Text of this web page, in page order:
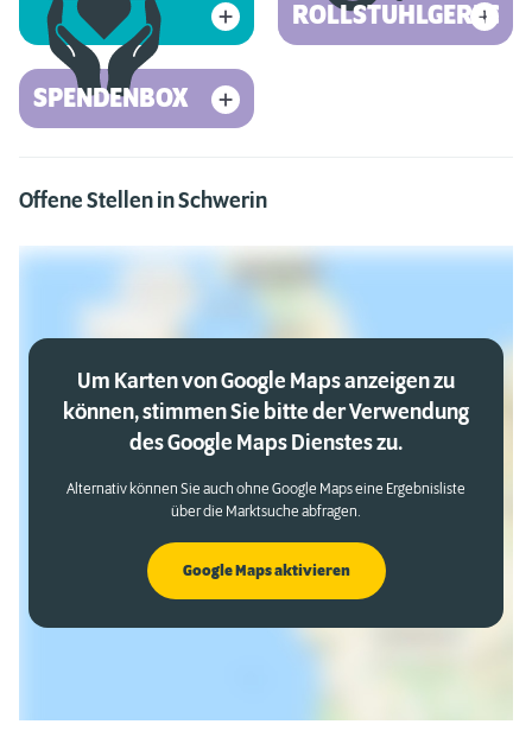
ROLLSTUHLGERECHT
SPENDENBOX
Offene Stellen in Schwerin
Um Karten von Google Maps anzeigen zu
können, stimmen Sie bitte der Verwendung
des Google Maps Dienstes zu.
Alternativ können Sie auch ohne Google Maps eine Ergebnisliste
über die Marktsuche abfragen.
Google Maps aktivieren